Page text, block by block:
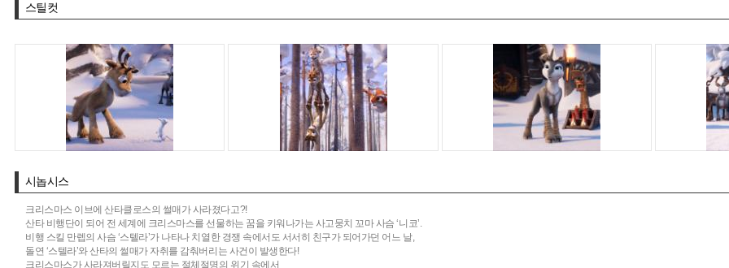
스틸컷
시놉시스
크리스마스 이브에 산타클로스의 썰매가 사라졌다고?!
산타 비행단이 되어 전 세계에 크리스마스를 선물하는 꿈을 키워나가는 사고뭉치 꼬마 사슴 ‘니코’.
비행 스킬 만렙의 사슴 ‘스텔라’가 나타나 치열한 경쟁 속에서도 서서히 친구가 되어가던 어느 날,
돌연 ‘스텔라’와 산타의 썰매가 자취를 감춰버리는 사건이 발생한다!
크리스마스가 사라져버릴지도 모르는 절체절명의 위기 속에서